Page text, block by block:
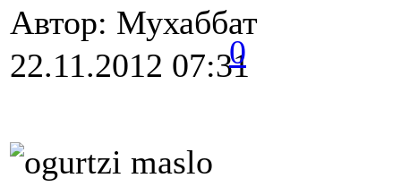
Автор: Мухаббат
22.11.2012 07:31
0